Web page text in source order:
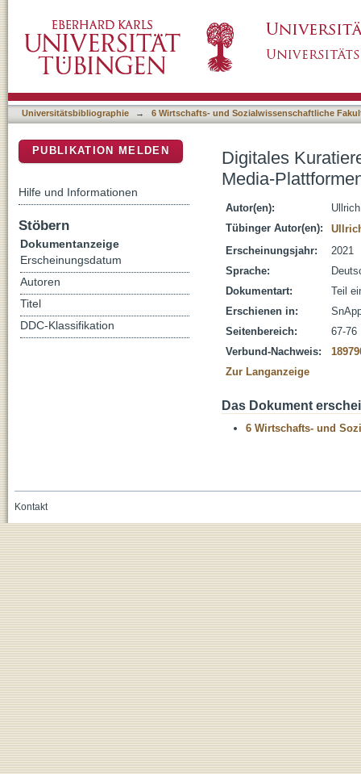
Universitätsbibliographie → 6 Wirtschafts- und Sozialwissenschaftliche
Digitales
Media-
Autor(en):
Tübinger Autor(en):
Erscheinungsjahr:
2021
Sprache:
Dokumentart:
Teil
Erschienen in:
Seitenbereich:
67-76
Verbund-Nachweis:
Zur Langanzeige
Das Dokument
6 Wirtschafts- und
PUBLIKATION MELDEN
Hilfe und Informationen
Stöbern
Dokumentanzeige
Erscheinungsdatum
Autoren
Titel
DDC-Klassifikation
Kontakt